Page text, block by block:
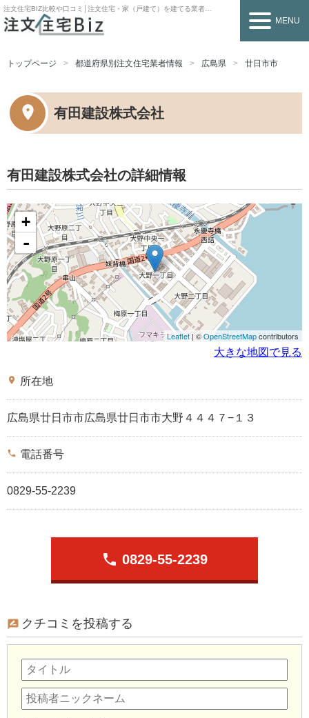
注文住宅BIZ比較や口コミ│注文住宅・家（戸建て）を建てる業者を探すなら
MENU
トップページ 都道府県別注文住宅業者情報 広島県 廿日市市
有田建設株式会社
有田建設株式会社の詳細情報
+
-
Leaflet | ©OpenStreetMapcontributors
大きな地図で見る
place 所在地
広島県廿日市市広島県廿日市市大野４４４７−１３
phone 電話番号
0829-55-2239
phone 0829-55-2239
クチコミを投稿する